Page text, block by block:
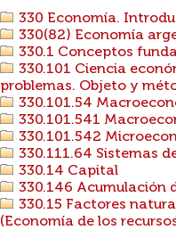
330 Economía.
330(82) Economía
330.1 Conceptos
330.101 Ciencia
problemas. Objeto y
330.101.54
330.101.541
330.101.542
330.111.64 Sistemas
330.14 Capital
330.146 Acumulación
330.15 Factores
(Economía de los